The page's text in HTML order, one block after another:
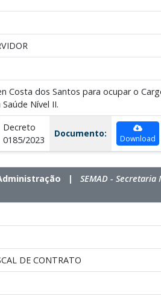
Costa dos Santos para ocupar o
Nível II.
Decreto
0185/2023
Documento: Download
Administração | SEMAD -
DE CONTRATO